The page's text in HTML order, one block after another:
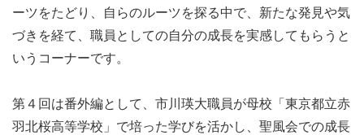
ーツをたどり、自らのルーツを探る中で、新たな発見や気
づきを経て、職員としての自分の成長を実感してもらうと
いうコーナーです。
第４回は番外編として、市川瑛大職員が母校「東京都立赤
羽北桜高等学校」で培った学びを活かし、聖風会での成長